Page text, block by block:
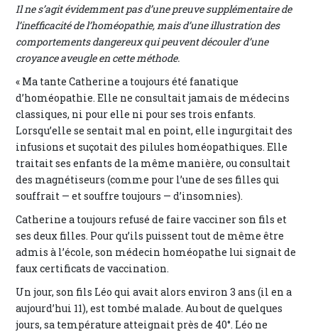
Il ne s’agit évidemment pas d’une preuve supplémentaire de
l’inefficacité de l’homéopathie, mais d’une illustration des
comportements dangereux qui peuvent découler d’une
croyance aveugle en cette méthode.
« Ma tante Catherine a toujours été fanatique
d’homéopathie. Elle ne consultait jamais de médecins
classiques, ni pour elle ni pour ses trois enfants.
Lorsqu’elle se sentait mal en point, elle ingurgitait des
infusions et suçotait des pilules homéopathiques. Elle
traitait ses enfants de la même manière, ou consultait
des magnétiseurs (comme pour l’une de ses filles qui
souffrait — et souffre toujours — d’insomnies).
Catherine a toujours refusé de faire vacciner son fils et
ses deux filles. Pour qu’ils puissent tout de même être
admis à l’école, son médecin homéopathe lui signait de
faux certificats de vaccination.
Un jour, son fils Léo qui avait alors environ 3 ans (il en a
aujourd’hui 11), est tombé malade. Au bout de quelques
jours, sa température atteignait près de 40°. Léo ne